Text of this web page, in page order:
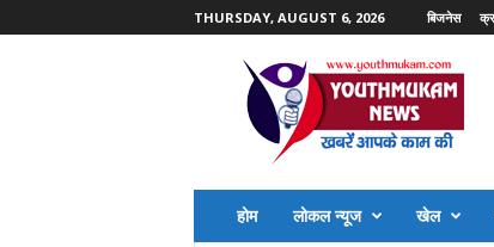
THURSDAY, AUGUST 6, 2026 बिजनेस
होम लोकल न्यूज खेल